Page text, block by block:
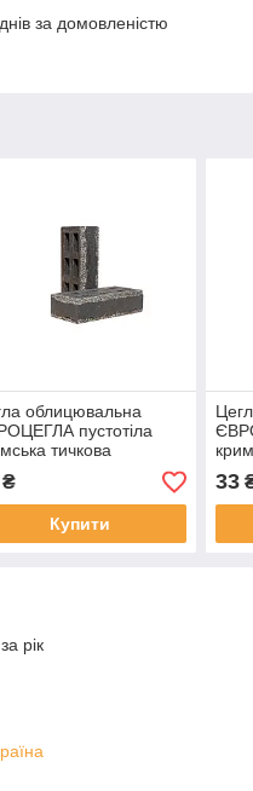
за домовленістю
облицювальна
пустотіла
тичкова
графіт
Купити
33
рік